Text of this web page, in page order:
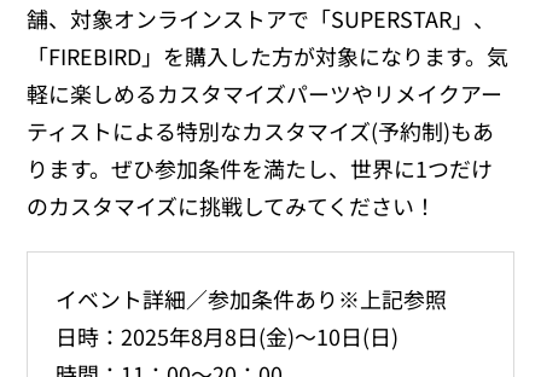
舗、対象オンラインストアで「SUPERSTAR」、
「FIREBIRD」を購入した方が対象になります。気
軽に楽しめるカスタマイズパーツやリメイクアー
ティストによる特別なカスタマイズ(予約制)もあ
ります。ぜひ参加条件を満たし、世界に1つだけ
のカスタマイズに挑戦してみてください！
イベント詳細／参加条件あり※上記参照
日時：2025年8月8日(金)～10日(日)